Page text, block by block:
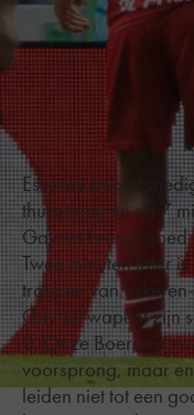
Essevee begint
thuisploeg en na 7
Gavriel brengt goed
Twee minuten later
troepen van
Gavriel wapent zijn
0. Onze Boeren
voorsprong, maar
leiden niet tot een